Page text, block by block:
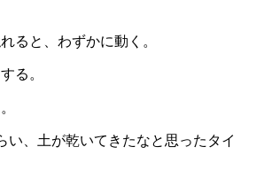
ると、わずかに動く。
る。
い、土が乾いてきたなと思ったタイ